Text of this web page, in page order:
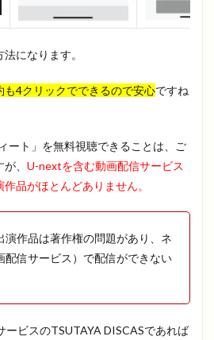
になります。
も4クリックでできるので安心ですね
ート」を無料視聴できることは、ご
、 U-nextを含む動画配信サービス
品がほとんどありません。
演作品は著作権の問題があり、ネ
配信サービス）で配信ができない
ービスのTSUTAYA DISCASであれば